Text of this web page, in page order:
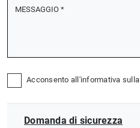
Acconsento all'informativa sulla
Domanda di sicurezza